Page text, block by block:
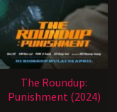
The Roundup:
Punishment (2024)